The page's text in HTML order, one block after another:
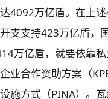
4092万亿盾。在上
支支持423万亿盾，
万亿盾，就要依靠
业合作资助方案（
施方式（PINA）。